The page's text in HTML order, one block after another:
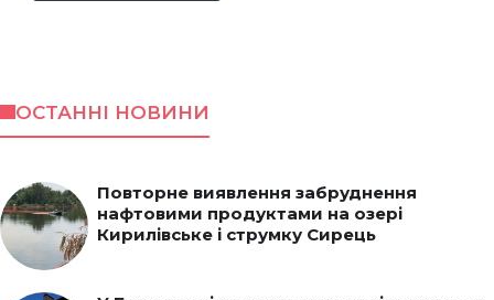
ОСТАННІ НОВИНИ
Повторне виявлення забруднення
нафтовими продуктами на озері
Кирилівське і струмку Сирець